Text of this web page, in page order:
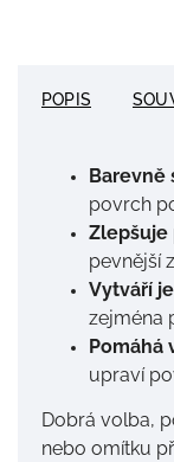
POPIS
povrch
Zlepšuje
pevnější
Vytváří
zejména
upraví
Dobrá volba,
nebo omítku